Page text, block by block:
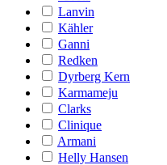
Lanvin
Kähler
Ganni
Redken
Dyrberg Kern
Karmameju
Clarks
Clinique
Armani
Helly Hansen